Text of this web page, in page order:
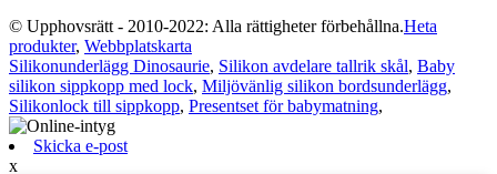
© Upphovsrätt - 2010-2022: Alla rättigheter förbehållna.Heta
produkter, Webbplatskarta
Silikonunderlägg Dinosaurie, Silikon avdelare tallrik skål, Baby
silikon sippkopp med lock, Miljövänlig silikon bordsunderlägg,
Silikonlock till sippkopp, Presentset för babymatning,
Skicka e-post
x